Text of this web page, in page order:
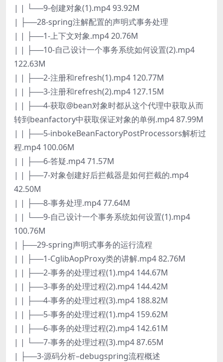
| | └──9-创建对象(1).mp4 93.92M
| ├──28-spring注解配置的声明式事务处理
| | ├──1-上下文对象.mp4 20.76M
| | ├──10-自己设计一个事务系统如何设置(2).mp4
122.63M
| | ├──2-注册和refresh(1).mp4 120.77M
| | ├──3-注册和refresh(2).mp4 127.15M
| | ├──4-获取@bean对象时都从这个代理中获取从而
转到beanfactory中获取保证对象的单例.mp4 87.99M
| | ├──5-inbokeBeanFactoryPostProcessors解析过
程.mp4 100.06M
| | ├──6-答疑.mp4 71.57M
| | ├──7-对象创建好后拦截器是如何拦截的.mp4
42.50M
| | ├──8-事务处理.mp4 77.64M
| | └──9-自己设计一个事务系统如何设置(1).mp4
100.76M
| ├──29-spring声明式事务的运行流程
| | ├──1-CglibAopProxy类的讲解.mp4 82.76M
| | ├──2-事务的处理过程(1).mp4 144.67M
| | ├──3-事务的处理过程(2).mp4 144.42M
| | ├──4-事务的处理过程(3).mp4 188.82M
| | ├──5-事务的处理过程(1).mp4 159.62M
| | ├──6-事务的处理过程(2).mp4 142.61M
| | └──7-事务的处理过程(3).mp4 87.65M
| ├──3-源码分析–debugspring流程概述